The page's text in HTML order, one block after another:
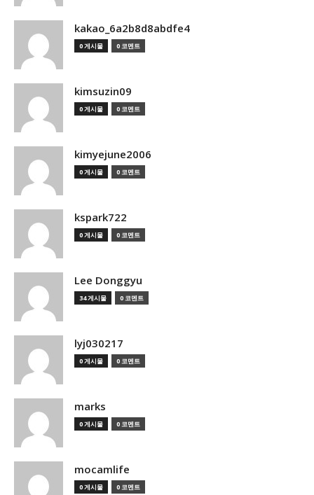
kakao_6a2b8d8abdfe4
0 게시물 0 코멘트
kimsuzin09
0 게시물 0 코멘트
kimyejune2006
0 게시물 0 코멘트
kspark722
0 게시물 0 코멘트
Lee Donggyu
34 게시물 0 코멘트
lyj030217
0 게시물 0 코멘트
marks
0 게시물 0 코멘트
mocamlife
0 게시물 0 코멘트